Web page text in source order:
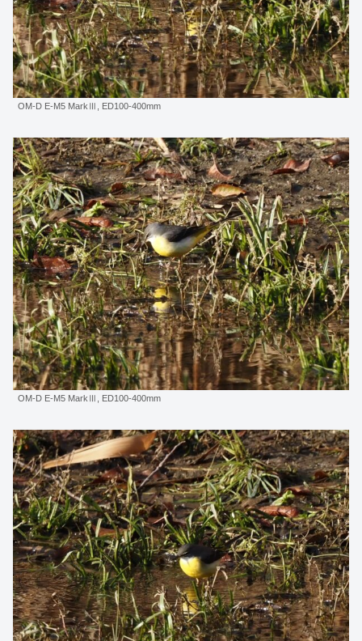
OM-D E-M5 MarkⅢ, ED100-400mm
OM-D E-M5 MarkⅢ, ED100-400mm